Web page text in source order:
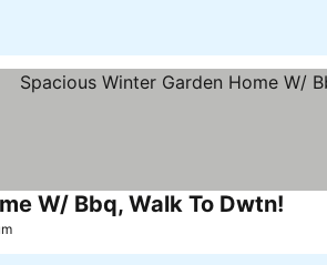
W/ Bbq, Walk To Dwtn!